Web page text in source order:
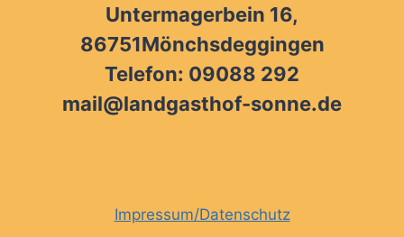
Untermagerbein 16,
86751Mönchsdeggingen
Telefon: 09088 292
mail@landgasthof-sonne.de
Impressum/Datenschutz